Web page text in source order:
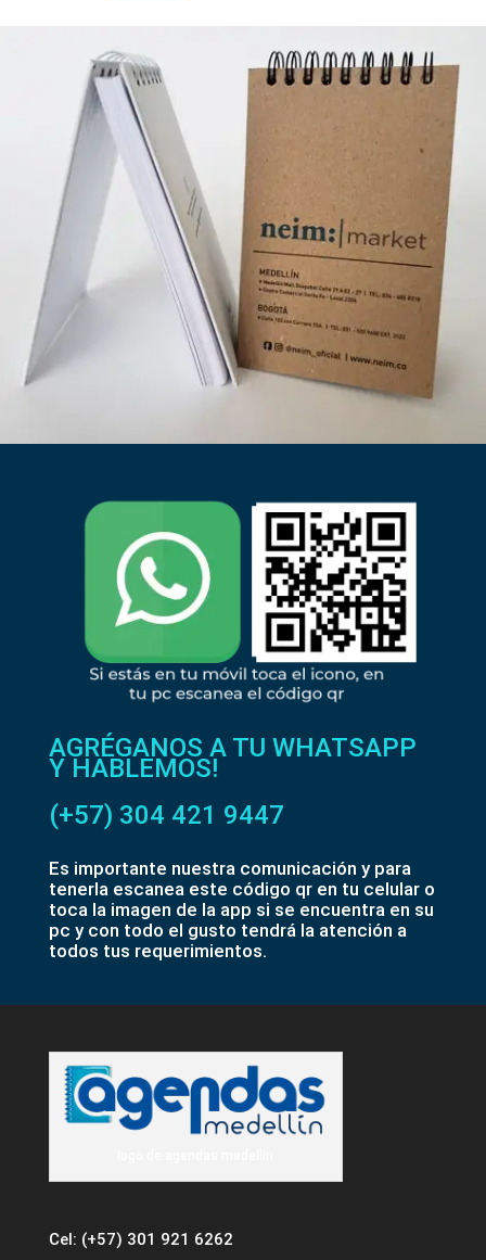
AGRÉGANOS A TU WHATSAPP
Y HABLEMOS!
(+57) 304 421 9447
Es importante nuestra comunicación y para
tenerla escanea este código qr en tu celular o
toca la imagen de la app si se encuentra en su
pc y con todo el gusto tendrá la atención a
todos tus requerimientos.
Cel: (+57) 301 921 6262